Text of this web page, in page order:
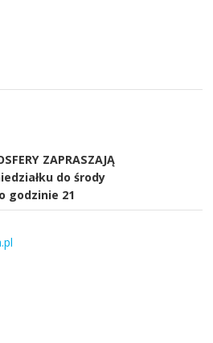
ZAPRASZAJĄ
do środy
godzinie 21